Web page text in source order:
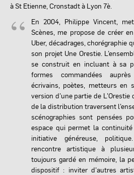
à St Etienne, Cronstadt à Lyon 7è.
En 2004, Philippe Vincent,
Scènes, me propose de créer
Uber, décadrages, chorégraphie
son projet Une Orestie.
se construit en incluant à sa
formes commandées auprès
écrivains, poètes, metteurs en
version d’une partie de L’Orestie
de la distribution traversent
scénographies sont pensées
espace qui permet la
initiative généreuse,
rencontre artistique à
toujours gardé en mémoire, la
dispositif : inviter d’autres